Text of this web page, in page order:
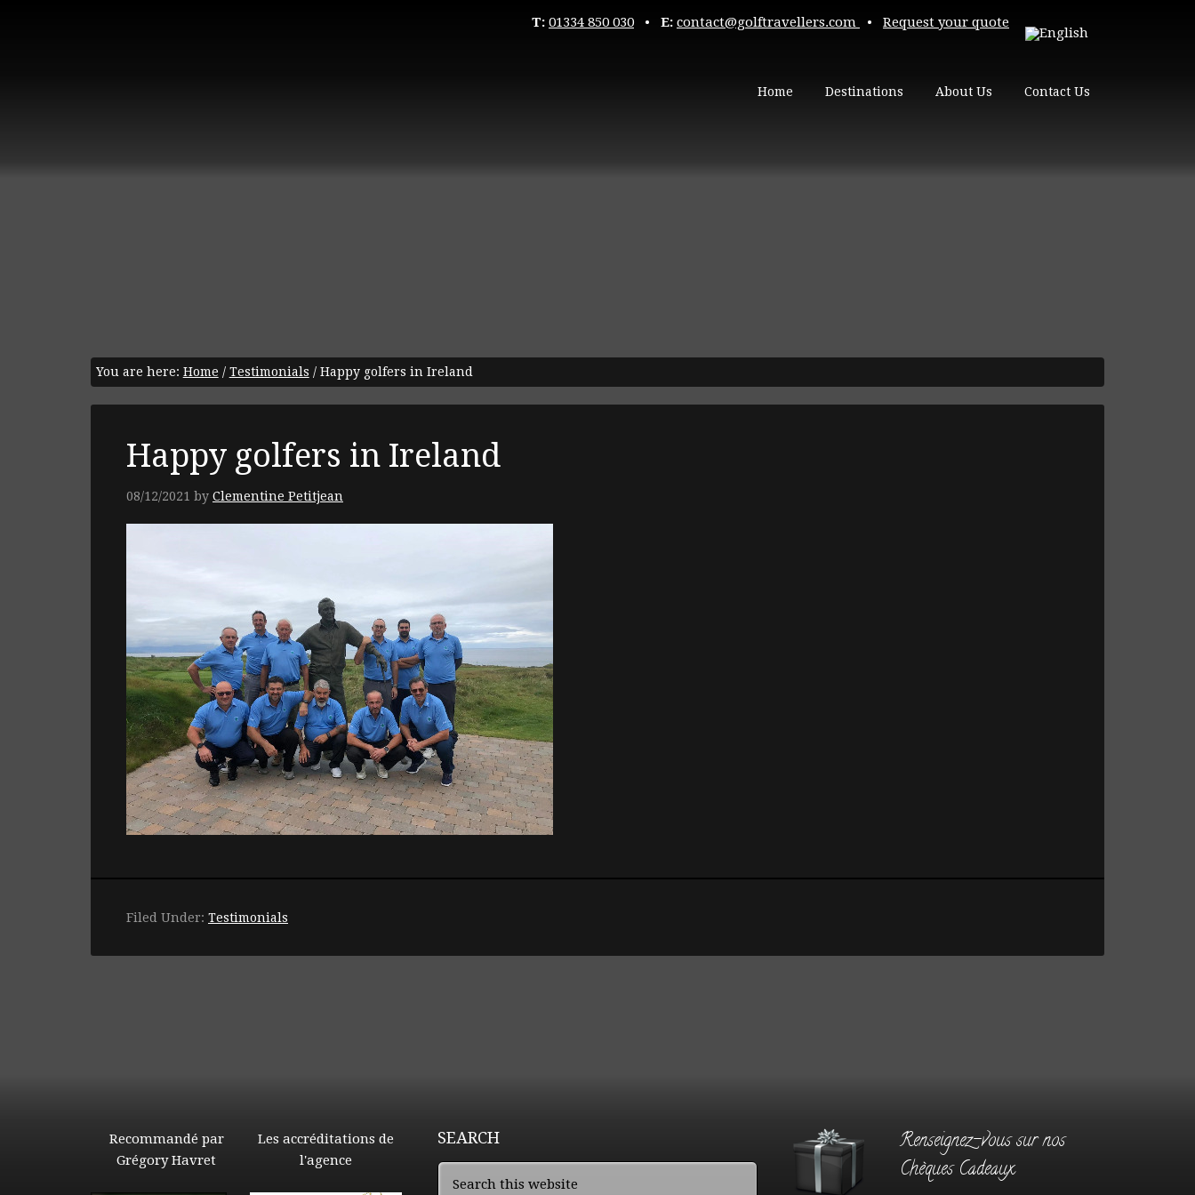
T: 01334 850 030 • E: contact@golftravellers.com • Request your quote
Home Destinations About Us Contact Us
You are here: Home / Testimonials /Happy golfers in Ireland
Happy golfers in Ireland
08/12/2021 by Clementine Petitjean
Filed Under: Testimonials
Recommandé par
Grégory Havret
Les accréditations de
l'agence
SEARCH
Renseignez-vous sur nos
Chèques Cadeaux